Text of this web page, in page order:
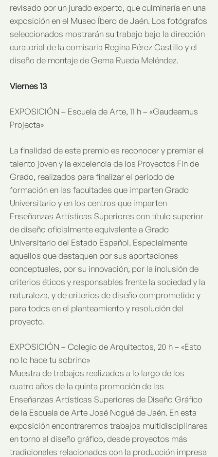
revisado por un jurado experto, que culminaría en una
exposición en el Museo Íbero de Jaén. Los fotógrafos
seleccionados mostrarán su trabajo bajo la dirección
curatorial de la comisaria Regina Pérez Castillo y el
diseño de montaje de Gema Rueda Meléndez.
Viernes 13
EXPOSICIÓN – Escuela de Arte, 11 h – «Gaudeamus
Projecta»
La finalidad de este premio es reconocer y premiar el
talento joven y la excelencia de los Proyectos Fin de
Grado, realizados para finalizar el periodo de
formación en las facultades que imparten Grado
Universitario y en los centros que imparten
Enseñanzas Artísticas Superiores con título superior
de diseño oficialmente equivalente a Grado
Universitario del Estado Español. Especialmente
aquellos que destaquen por sus aportaciones
conceptuales, por su innovación, por la inclusión de
criterios éticos y responsables frente la sociedad y la
naturaleza, y de criterios de diseño comprometido y
para todos en el planteamiento y resolución del
proyecto.
EXPOSICIÓN – Colegio de Arquitectos, 20 h – «Esto
no lo hace tu sobrino»
Muestra de trabajos realizados a lo largo de los
cuatro años de la quinta promoción de las
Enseñanzas Artísticas Superiores de Diseño Gráfico
de la Escuela de Arte José Nogué de Jaén. En esta
exposición encontraremos trabajos multidisciplinares
en torno al diseño gráfico, desde proyectos más
tradicionales relacionados con la producción impresa